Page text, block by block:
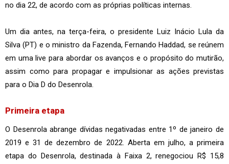
no dia 22, de acordo com as próprias políticas internas.
Um dia antes, na terça-feira, o presidente Luiz Inácio Lula da
Silva (PT) e o ministro da Fazenda, Fernando Haddad, se reúnem
em uma live para abordar os avanços e o propósito do mutirão,
assim como para propagar e impulsionar as ações previstas
para o Dia D do Desenrola.
Primeira etapa
O Desenrola abrange dívidas negativadas entre 1º de janeiro de
2019 e 31 de dezembro de 2022. Aberta em julho, a primeira
etapa do Desenrola, destinada à Faixa 2, renegociou R$ 15,8